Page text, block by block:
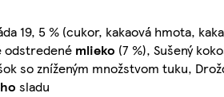
19, 5 % (cukor, kakaová hmota,
odstredené mlieko (7 %), Sušený
so zníženým množstvom tuku,
sladu